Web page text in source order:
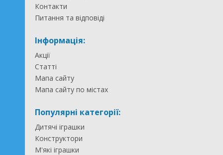
Контакти
Питання та відповіді
Інформація:
Акції
Статті
Мапа сайту
Мапа сайту по містах
Популярні категорії:
Дитячі іграшки
Конструктори
М'які іграшки